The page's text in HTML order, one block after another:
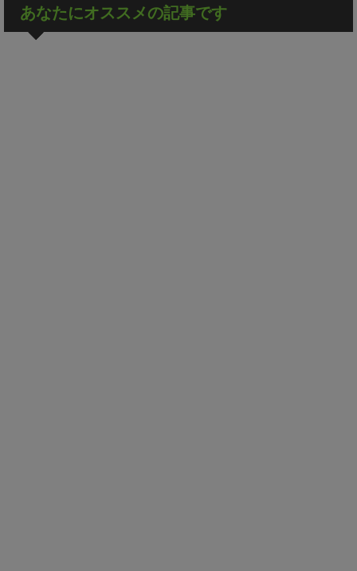
あなたにオススメの記事です